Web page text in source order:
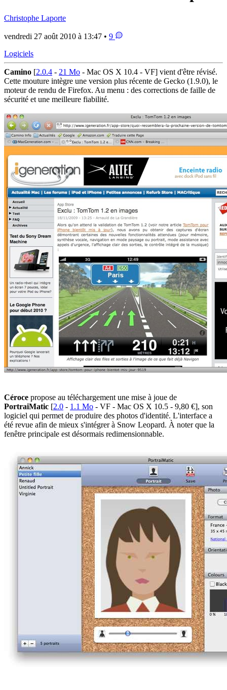
Christophe Laporte
vendredi 27 août 2010 à 13:47 • 9
Logiciels
Camino [2.0.4 - 21 Mo - Mac OS X 10.4 - VF] vient d'être révisé.
Cette mouture intègre une version plus récente de Gecko (1.9.0), le
moteur de rendu de Firefox. Au menu : des corrections de faille de
sécurité et une meilleure fiabilité.
Céroce propose au téléchargement une mise à joue de
PortraiMatic [2.0 - 1.1 Mo - VF - Mac OS X 10.5 - 9,80 €], son
logiciel qui permet de produire des photos d'identité. L'interface a
été revue afin de mieux s'intégrer à Snow Leopard. À noter que la
fenêtre principale est désormais redimensionnable.